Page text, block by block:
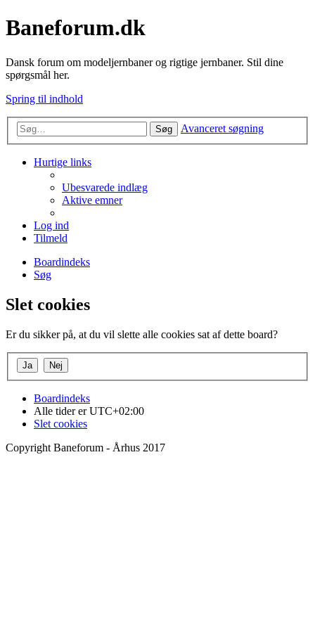
Baneforum.dk
Dansk forum om modeljernbaner og rigtige jernbaner. Stil dine
spørgsmål her.
Spring til indhold
Søg Avanceret søgning
Hurtige links
Ubesvarede indlæg
Aktive emner
Log ind
Tilmeld
Boardindeks
Søg
Slet cookies
Er du sikker på, at du vil slette alle cookies sat af dette board?
Boardindeks
Alle tider erUTC+02:00
Slet cookies
Copyright Baneforum - Århus 2017